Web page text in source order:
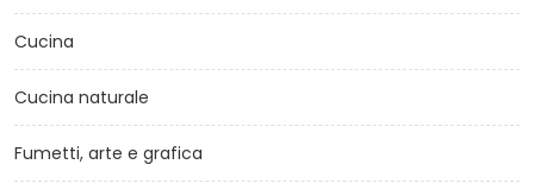
Cucina
Cucina naturale
Fumetti, arte e grafica